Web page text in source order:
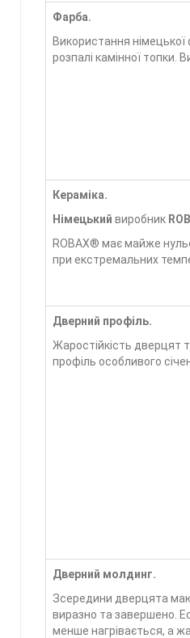
Фарба.
Використання німецької
розпалі камінної топки.
Кераміка.
Німецький виробник
ROBAX® має майже
при екстремальних
Дверний профіль.
Жаростійкість дверцят
профіль особливого
Дверний молдинг.
Зсередини дверцята
виразно та завершено.
менше нагрівається, а